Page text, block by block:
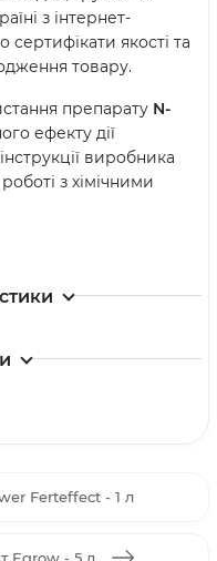
з інтернет-
якості та
товару.
препарату N-
ефекту дії
виробника
з хімічними
Ferteffect - 1 л